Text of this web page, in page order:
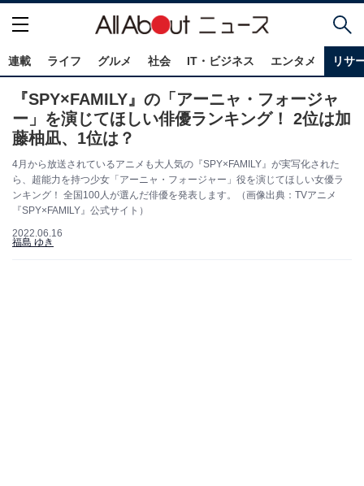
連載 ライフ グルメ 社会 IT・ビジネス エンタメ リサ
『SPY×FAMILY』の「アーニャ・フォージャ
ー」を演じてほしい俳優ランキング！ 2位は加
藤柚凪、1位は？
4月から放送されているアニメも大人気の『SPY×FAMILY』が実写化された
ら、超能力を持つ少女「アーニャ・フォージャー」役を演じてほしい女優ラ
ンキング！ 全国100人が選んだ俳優を発表します。（画像出典：TVアニメ
『SPY×FAMILY』公式サイト）
2022.06.16
福島 ゆき